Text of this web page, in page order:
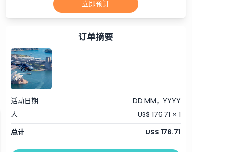
立即预订
订单摘要
活动日期
DD MM，YYYY
人
US$ 176.71 × 1
总计
US$ 176.71